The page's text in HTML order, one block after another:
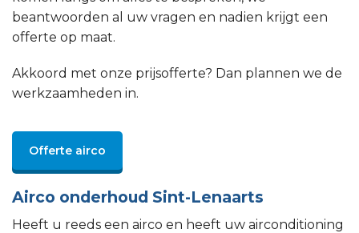
beantwoorden al uw vragen en nadien krijgt een
offerte op maat.
Akkoord met onze prijsofferte? Dan plannen we de
werkzaamheden in.
Offerte airco
Airco onderhoud Sint-Lenaarts
Heeft u reeds een airco en heeft uw airconditioning